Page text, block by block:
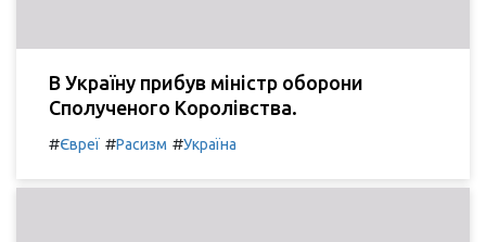
В Україну прибув міністр оборони
Сполученого Королівства.
#Євреї #Расизм #Україна